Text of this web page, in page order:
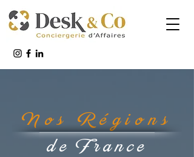
Nos Régions
de France